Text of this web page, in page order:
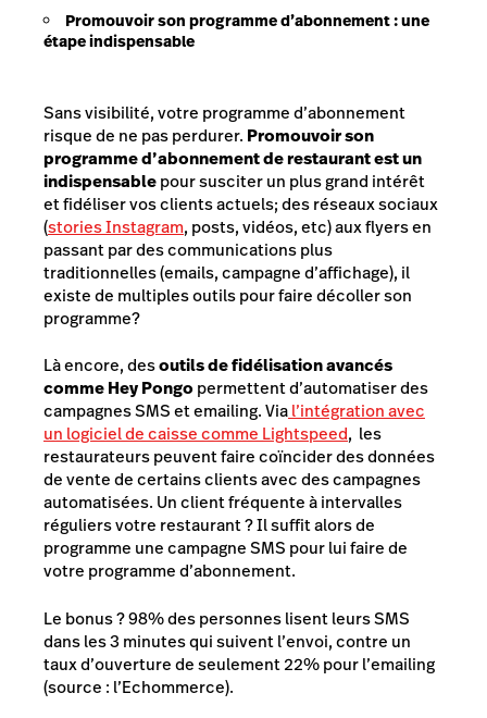
Promouvoir son programme d’abonnement : une
étape indispensable
Sans visibilité, votre programme d’abonnement
risque de ne pas perdurer. Promouvoir son
programme d’abonnement de restaurant est un
indispensablepour susciter un plus grand intérêt
et fidéliser vos clients actuels; des réseaux sociaux
(stories Instagram, posts, vidéos, etc) aux flyers en
passant par des communications plus
traditionnelles (emails, campagne d’affichage), il
existe de multiples outils pour faire décoller son
programme?
Là encore, desoutils de fidélisation avancés
comme Hey Pongo permettent d’automatiser des
campagnes SMS et emailing. Vial’intégration avec
un logiciel de caisse comme Lightspeed, les
restaurateurs peuvent faire coïncider des données
de vente de certains clients avec des campagnes
automatisées. Un client fréquente à intervalles
réguliers votre restaurant ? Il suffit alors de
programme une campagne SMS pour lui faire de
votre programme d’abonnement.
Le bonus ? 98% des personnes lisent leurs SMS
dans les 3 minutes qui suivent l’envoi, contre un
taux d’ouverture de seulement 22% pour l’emailing
(source : l’Echommerce).